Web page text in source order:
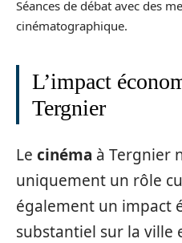
Séances de débat avec des
cinématographique.
L’impact
Tergnier
Le cinéma à Tergnier
uniquement un rôle
également un impact
substantiel sur la ville